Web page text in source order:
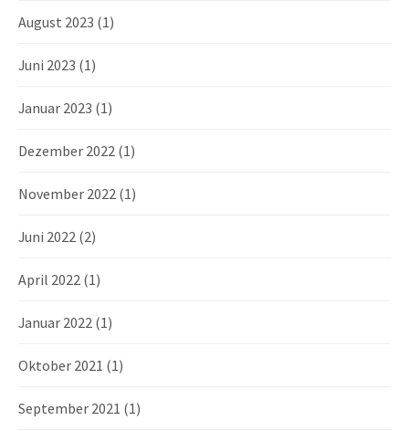
August 2023 (1)
Juni 2023 (1)
Januar 2023 (1)
Dezember 2022 (1)
November 2022 (1)
Juni 2022 (2)
April 2022 (1)
Januar 2022 (1)
Oktober 2021 (1)
September 2021 (1)